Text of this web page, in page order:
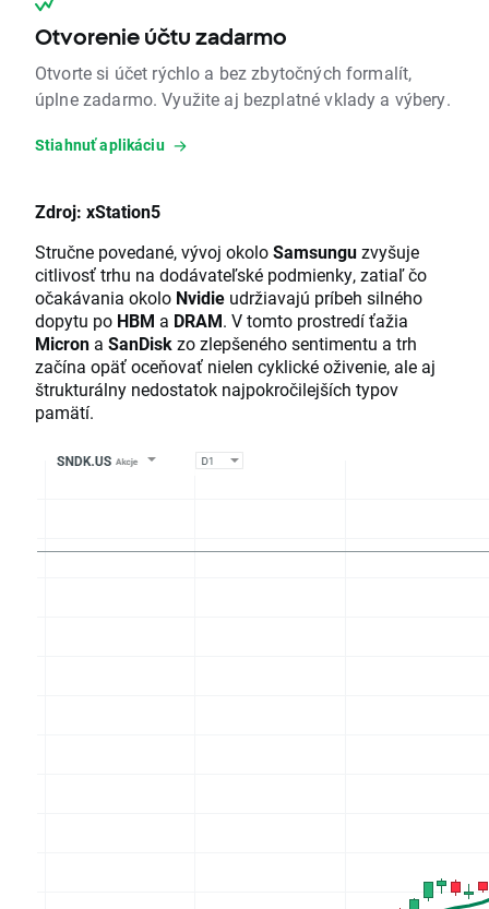
Otvorenie účtu zadarmo
Otvorte si účet rýchlo a bez zbytočných formalít,
úplne zadarmo. Využite aj bezplatné vklady a výbery.
Stiahnuť aplikáciu
Zdroj: xStation5
Stručne povedané, vývoj okoloSamsunguzvyšuje
citlivosť trhu na dodávateľské podmienky, zatiaľ čo
očakávania okolo Nvidie udržiavajú príbeh silného
dopytu po HBM a DRAM. V tomto prostredí ťažia
Micron a SanDiskzo zlepšeného sentimentu a trh
začína opäť oceňovať nielen cyklické oživenie, ale aj
štrukturálny nedostatok najpokročilejších typov
pamätí.